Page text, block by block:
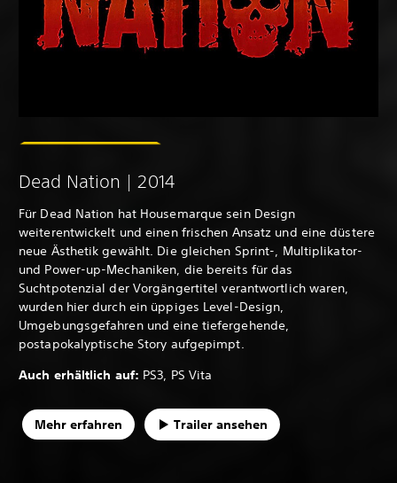
Dead Nation | 2014
Für Dead Nation hat Housemarque sein Design
weiterentwickelt und einen frischen Ansatz und eine düstere
neue Ästhetik gewählt. Die gleichen Sprint-, Multiplikator-
und Power-up-Mechaniken, die bereits für das
Suchtpotenzial der Vorgängertitel verantwortlich waren,
wurden hier durch ein üppiges Level-Design,
Umgebungsgefahren und eine tiefergehende,
postapokalyptische Story aufgepimpt.
Auch erhältlich auf: PS3, PS Vita
Mehr erfahren Trailer ansehen